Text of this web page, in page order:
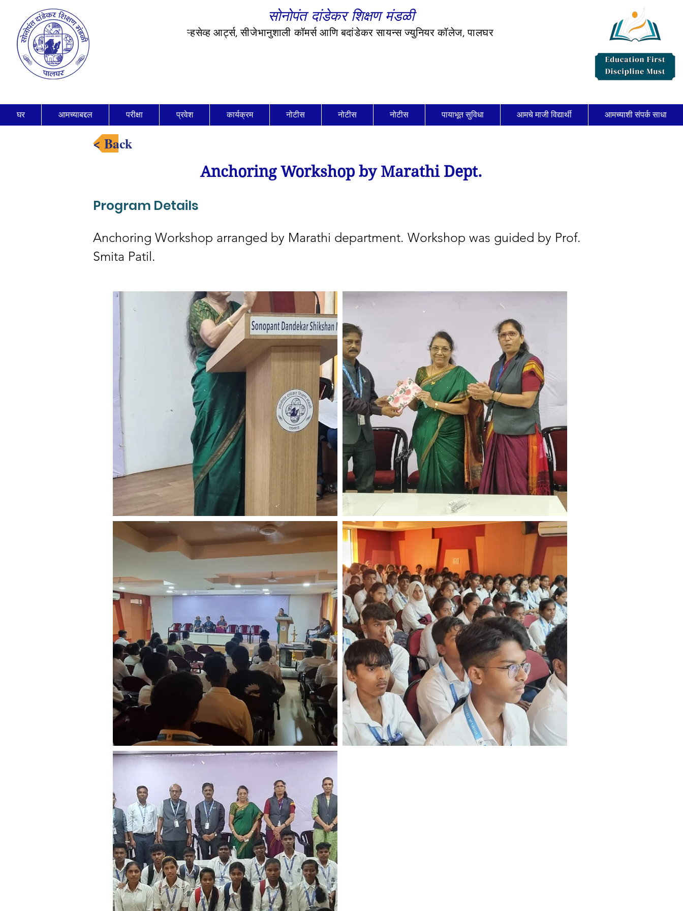
सोनोपंत दांडेकर शिक्षण मंडळी
ऱ्हसेव्ह आर्ट्स, सीजेभानुशाली कॉमर्स आणि बदांडेकर सायन्स ज्युनियर कॉलेज, पालघर
घर आमच्याबद्दल परीक्षा प्रवेश कार्यक्रम नोटीस नोटीस नोटीस पायाभूत सुविधा आमचे माजी विद्यार्थी आमच्याशी संपर्क साधा
< Back
Anchoring Workshop by Marathi Dept.
Program Details
Anchoring Workshop arranged by Marathi department. Workshop was guided by Prof.
Smita Patil.